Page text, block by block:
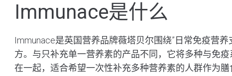
Immunace是什么
Immunace是英国营养品牌薇塔贝尔围绕”日常免疫营
方。与只补充单一营养素的产品不同，它将多种与免
在一起，适合希望一次性补充多种营养素的人群作为